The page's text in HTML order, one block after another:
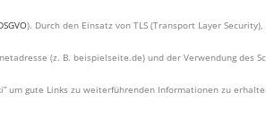
). Durch den Einsatz von TLS (Transport Layer
(z. B. beispielseite.de) und der Verwendung des
um gute Links zu weiterführenden Informationen zu